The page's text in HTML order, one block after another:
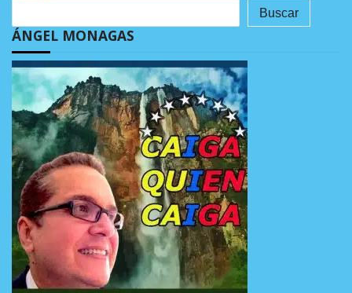
Buscar
ÁNGEL MONAGAS